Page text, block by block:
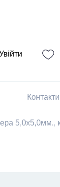
Контакти
5,0х5,0мм.,